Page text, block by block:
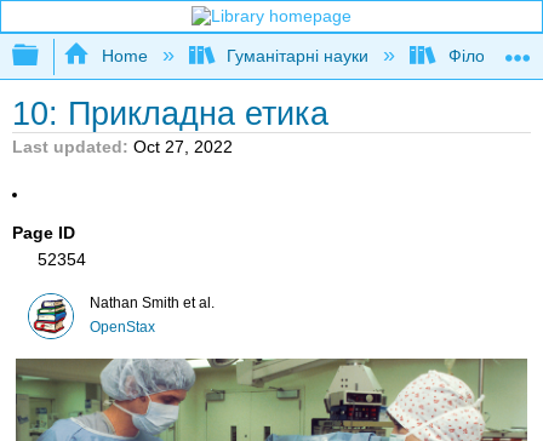
Expand/collapse global hierarchy
Home Гуманітарні науки Філософія
10: Прикладна етика
Last updated Oct 27, 2022
Page ID
52354
Nathan Smith et al.
OpenStax